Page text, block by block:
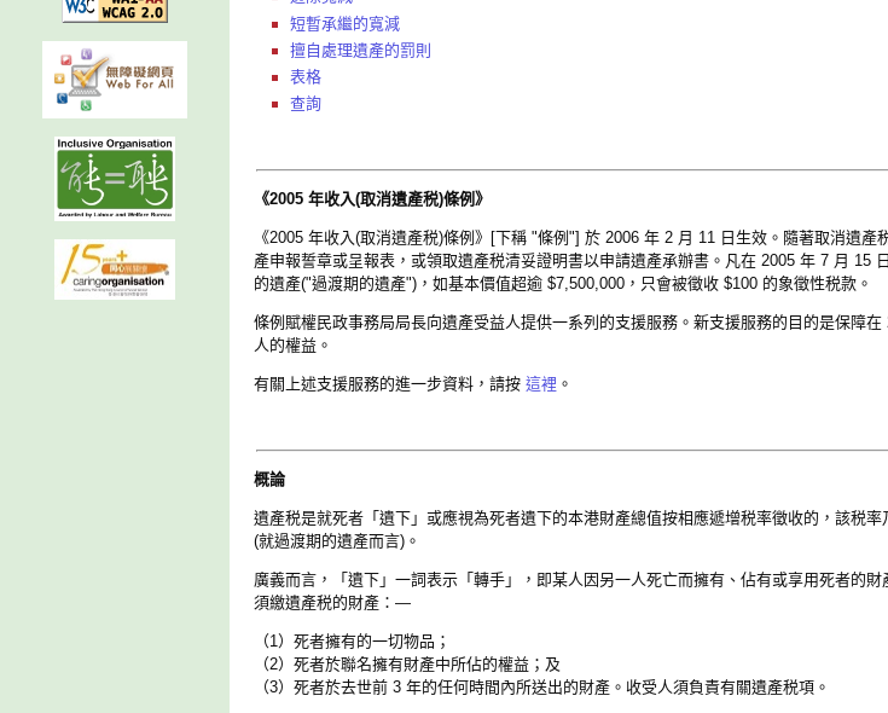
短暫承繼的寬減
擅自處理遺產的罰則
表格
查詢
《2005 年收入(取消遺產税)條例》
《2005 年收入(取消遺產税)條例》[下稱 "條例"] 於 2006 年 2 月 11 日生效。隨著取消遺
產申報誓章或呈報表，或領取遺產税清妥證明書以申請遺產承辦書。凡在 2005 年 7 月 15
的遺產("過渡期的遺產")，如基本價值超逾 $7,500,000，只會被徵收 $100 的象徵性税款。
條例賦權民政事務局局長向遺產受益人提供一系列的支援服務。新支援服務的目的是保障
人的權益。
有關上述支援服務的進一步資料，請按 這裡 。
概論
遺產税是就死者「遺下」或應視為死者遺下的本港財產總值按相應遞增税率徵收的，該税
(就過渡期的遺產而言)。
廣義而言，「遺下」一詞表示「轉手」，即某人因另一人死亡而擁有、佔有或享用死者的財
須繳遺產税的財產：—
（1）死者擁有的一切物品；
（2）死者於聯名擁有財產中所佔的權益；及
（3）死者於去世前 3 年的任何時間內所送出的財產。收受人須負責有關遺產税項。